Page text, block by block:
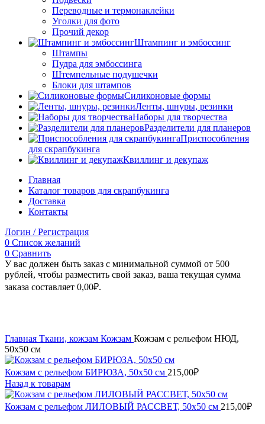
Переводные и термонаклейки
Уголки для фото
Прочий декор
Штампинг и эмбоссинг
Штампы
Пудра для эмбоссинга
Штемпельные подушечки
Блоки для штампов
Силиконовые формы
Ленты, шнуры, резинки
Наборы для творчества
Разделители для планеров
Приспособления
для скрапбукинга
Квиллинг и декупаж
Главная
Каталог товаров для скрапбукинга
Доставка
Контакты
Логин / Регистрация
0 Список желаний
0 Сравнить
У вас должен быть заказ с минимальной суммой от 500
рублей, чтобы разместить свой заказ, ваша текущая сумма
заказа составляет 0,00₽.
Главная Ткани, кожзам Кожзам Кожзам с рельефом НЮД,
50х50 см
Кожзам с рельефом БИРЮЗА, 50х50 см 215,00₽
Назад к товарам
Кожзам с рельефом ЛИЛОВЫЙ РАССВЕТ, 50х50 см 215,00₽